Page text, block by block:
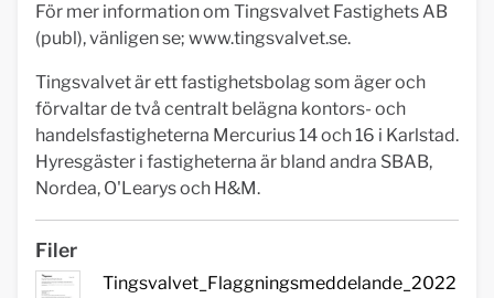
För mer information om Tingsvalvet Fastighets AB
(publ), vänligen se; www.tingsvalvet.se.
Tingsvalvet är ett fastighetsbolag som äger och
förvaltar de två centralt belägna kontors- och
handelsfastigheterna Mercurius 14 och 16 i Karlstad.
Hyresgäster i fastigheterna är bland andra SBAB,
Nordea, O'Learys och H&M.
Filer
Tingsvalvet_Flaggningsmeddelande_2022